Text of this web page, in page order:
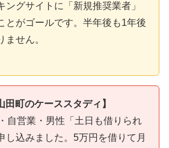
ングサイトに「新規推奨業者」
とがゴールです。半年後も1年後
ません。
町のケーススタディ】
自営業・男性「土日も借りられ
し込みました。5万円を借りて月